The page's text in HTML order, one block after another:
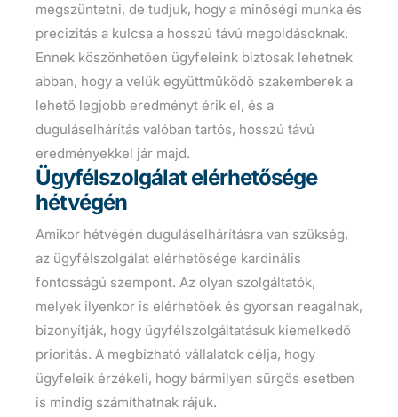
megszüntetni, de tudjuk, hogy a minőségi munka és
precizitás a kulcsa a hosszú távú megoldásoknak.
Ennek köszönhetően ügyfeleink biztosak lehetnek
abban, hogy a velük együttműködő szakemberek a
lehető legjobb eredményt érik el, és a
duguláselhárítás valóban tartós, hosszú távú
eredményekkel jár majd.
Ügyfélszolgálat elérhetősége
hétvégén
Amikor hétvégén duguláselhárításra van szükség,
az ügyfélszolgálat elérhetősége kardinális
fontosságú szempont. Az olyan szolgáltatók,
melyek ilyenkor is elérhetőek és gyorsan reagálnak,
bizonyítják, hogy ügyfélszolgáltatásuk kiemelkedő
prioritás. A megbízható vállalatok célja, hogy
ügyfeleik érzékeli, hogy bármilyen sürgős esetben
is mindig számíthatnak rájuk.